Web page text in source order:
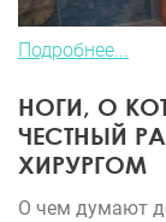
Подробнее...
НОГИ, О
ЧЕСТНЫЙ
ХИРУРГОМ
О чем думают